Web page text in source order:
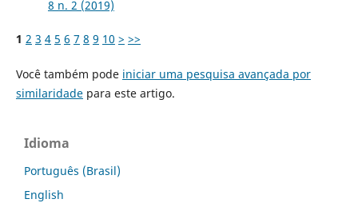
8 n. 2 (2019)
1 2 3 4 5 6 7 8 9 10 > >>
Você também pode iniciar uma pesquisa avançada por
similaridadepara este artigo.
Idioma
Português (Brasil)
English